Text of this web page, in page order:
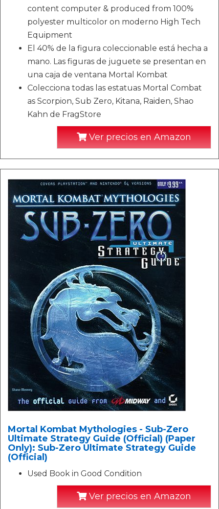
content computer & produced from 100%
polyester multicolor on moderno High Tech
Equipment
El 40% de la figura coleccionable está hecha a
mano. Las figuras de juguete se presentan en
una caja de ventana Mortal Kombat
Colecciona todas las estatuas Mortal Combat
as Scorpion, Sub Zero, Kitana, Raiden, Shao
Kahn de FragStore
Ver precios en Amazon
Mortal Kombat Mythologies - Sub-Zero
Ultimate Strategy Guide (Official) (Paper
Only): Sub-Zero Ultimate Strategy Guide
(Official)
Used Book in Good Condition
Ver precios en Amazon